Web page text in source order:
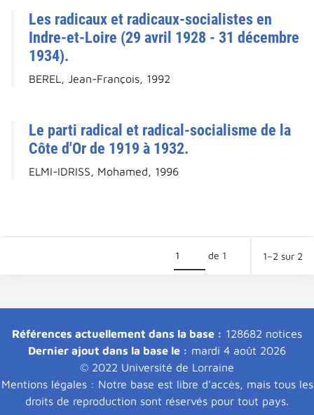
Les radicaux et radicaux-socialistes en
Indre-et-Loire (29 avril 1928 - 31 décembre
1934).
BEREL, Jean-François, 1992
Le parti radical et radical-socialisme de la
Côte d'Or de 1919 à 1932.
ELMI-IDRISS, Mohamed, 1996
de 1 1–2 sur 2
Références actuellement dans la base : 128682 notices
Dernier ajout dans la base le : mardi 4 août 2026
© 2022 Université de Lorraine
Mentions légales : Notre base est libre d'accès, mais tous les
droits de reproduction sont réservés pour tout pays.